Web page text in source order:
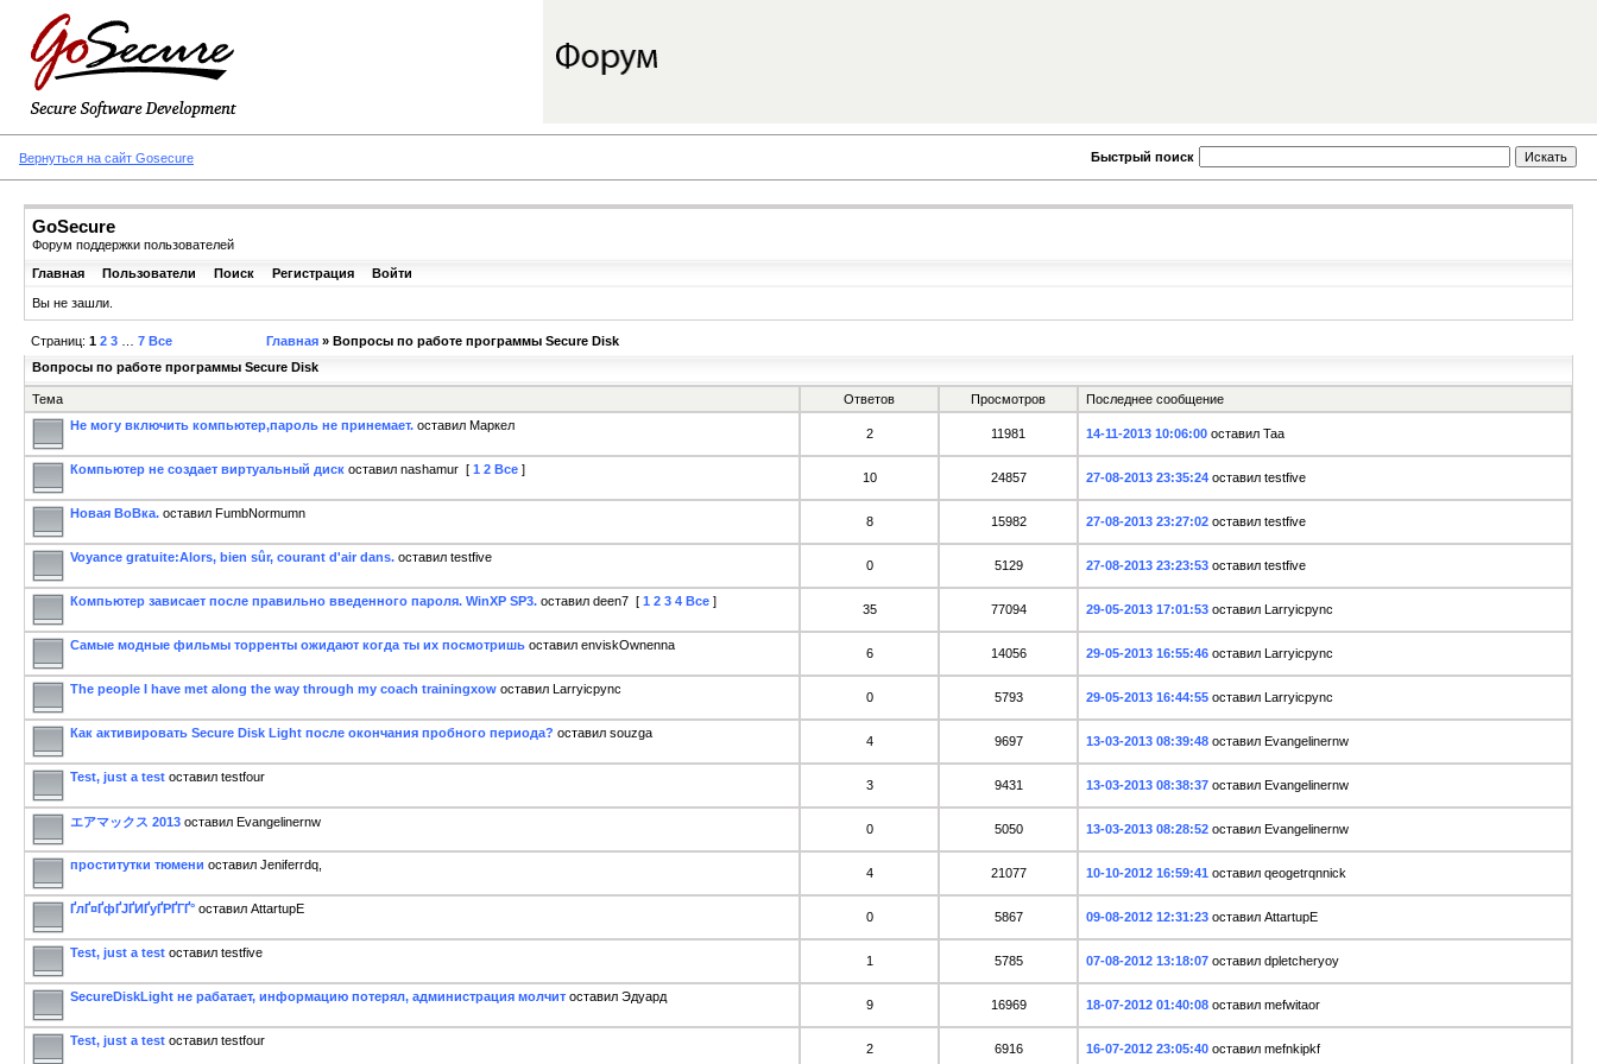
Вернуться на сайт Gosecure Быстрый поиск
GoSecure
Форум поддержки пользователей
Главная
Пользователи Поиск Регистрация Войти
Вы не зашли.
Страниц: 1 2 3 7 Все Главная » Вопросы по работе программы Secure Disk
Вопросы по работе программы Secure Disk
Тема Ответов Просмотров
Последнее сообщение
Не могу включить компьютер,пароль не принемает. оставил Маркел
2 11981 14-11-2013 10:06:00 оставил Taa
Компьютер не создает виртуальный диск оставил nashamur[ 1 2 Все]
10 24857 27-08-2013 23:35:24 оставил testfive
Новая ВоВка. оставил FumbNormumn
8 15982 27-08-2013 23:27:02 оставил testfive
Voyance gratuite:Alors, bien sûr, courant d'air dans. оставил testfive
0 5129 27-08-2013 23:23:53 оставил testfive
Компьютер зависает после правильно введенного пароля. WinXP SP3. оставил deen7[ 1 2 3 4 Все]
35 77094 29-05-2013 17:01:53 оставил Larryicpync
Самые модные фильмы торренты ожидают когда ты их посмотришь оставил enviskOwnenna
6 14056 29-05-2013 16:55:46 оставил Larryicpync
The people I have met along the way through my coach trainingxow оставил Larryicpync
0 5793 29-05-2013 16:44:55 оставил Larryicpync
Как активировать Secure Disk Light после окончания пробного периода? оставил souzga
4 9697 13-03-2013 08:39:48 оставил Evangelinernw
Test, just a test оставил testfour
3 9431 13-03-2013 08:38:37 оставил Evangelinernw
エアマックス 2013 оставил Evangelinernw 0 5050 13-03-2013 08:28:52 оставил Evangelinernw
проститутки тюмени оставил Jeniferrdq,
4 21077 10-10-2012 16:59:41 оставил qeogetrqnnick
ҐлҐ¤ҐфҐЈҐИҐуҐРҐГҐ° оставил AttartupE
0 5867 09-08-2012 12:31:23 оставил AttartupE
Test, just a test оставил testfive
1 5785 07-08-2012 13:18:07 оставил dpletcheryoy
SecureDiskLight не рабатает, информацию потерял, администрация молчит оставил Эдуард
9 16969 18-07-2012 01:40:08 оставил mefwitaor
Test, just a test оставил testfour
2 6916 16-07-2012 23:05:40 оставил mefnkipkf